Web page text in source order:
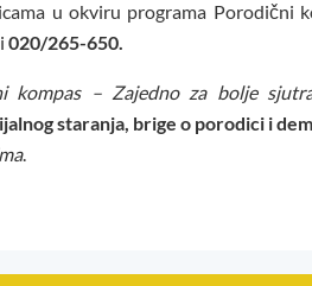
u okviru programa Porodični
i 020/265-650.
kompas – Zajedno za bolje
staranja, brige o porodici i
.